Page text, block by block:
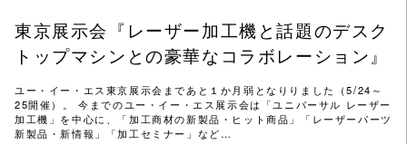
東京展示会『レーザー加工機と話題のデスク
トップマシンとの豪華なコラボレーション』
ユー・イー・エス東京展示会まであと１か月弱となりりました（5/24～
25開催）。 今までのユー・イー・エス展示会は「ユニバーサル レーザー
加工機」を中心に、「加工商材の新製品・ヒット商品」「レーザーパーツ
新製品・新情報」「加工セミナー」など…